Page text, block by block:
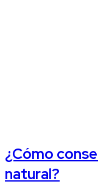
¿Cómo
natural?